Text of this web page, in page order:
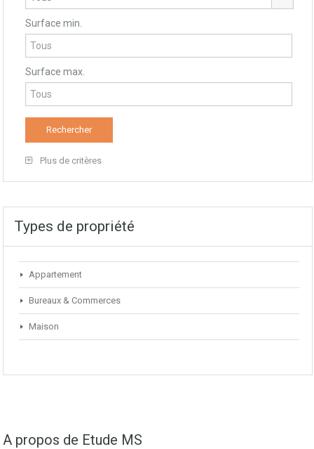
Surface min.
Surface max.
Plus de critères
Types de propriété
Appartement
Bureaux & Commerces
Maison
A propos de Etude MS